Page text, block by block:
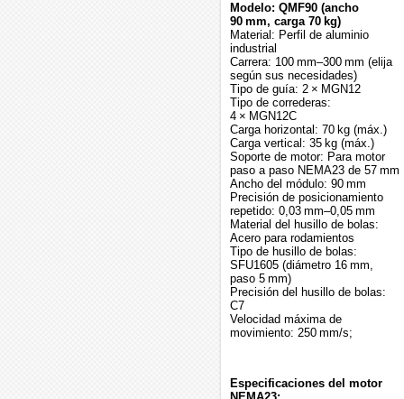
Modelo: QMF90 (ancho
90 mm, carga 70 kg)
Material: Perfil de aluminio
industrial
Carrera: 100 mm–300 mm (elija
según sus necesidades)
Tipo de guía: 2 × MGN12
Tipo de correderas:
4 × MGN12C
Carga horizontal: 70 kg (máx.)
Carga vertical: 35 kg (máx.)
Soporte de motor: Para motor
paso a paso NEMA23 de 57 mm
Ancho del módulo: 90 mm
Precisión de posicionamiento
repetido: 0,03 mm–0,05 mm
Material del husillo de bolas:
Acero para rodamientos
Tipo de husillo de bolas:
SFU1605 (diámetro 16 mm,
paso 5 mm)
Precisión del husillo de bolas:
C7
Velocidad máxima de
movimiento: 250 mm/s;
Especificaciones del motor